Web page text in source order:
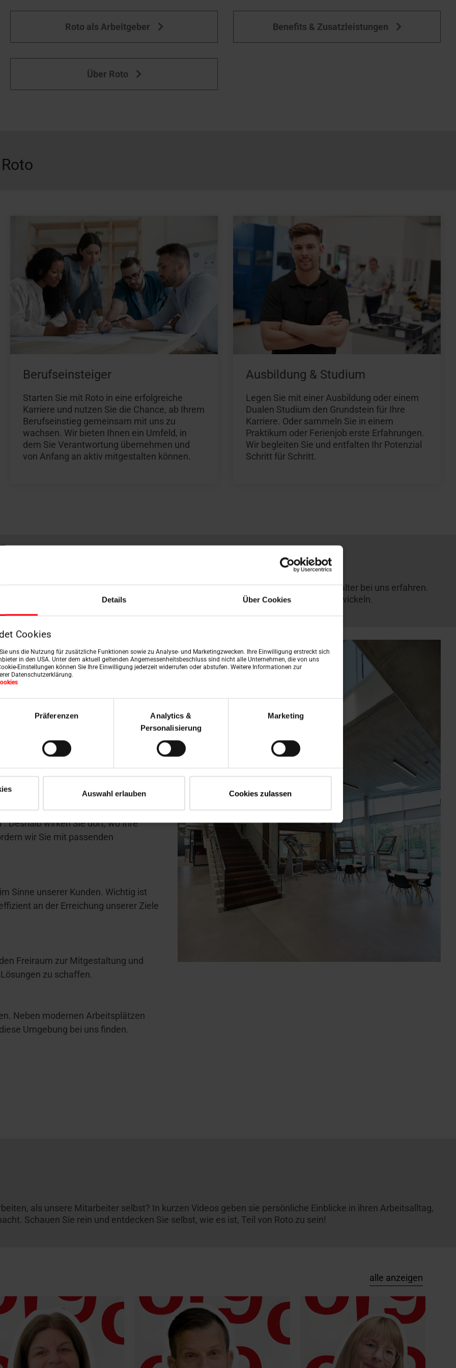
Details Über Cookies
Cookies
uns die Nutzung für zusätzliche Funktionen sowie zu Analyse- und Marketingzwecken. Ihre Einwilligung erstreckt sich
in den USA. Unter dem aktuell geltenden Angemessenheitsbeschluss sind nicht alle Unternehmen, die von uns
Einstellungen können Sie Ihre Einwilligung jederzeit widerrufen oder abstufen. Weitere Informationen zur
Datenschutzerklärung.
Präferenzen
Analytics &
Personalisierung
Marketing
Auswahl erlauben Cookies zulassen
Roto als Arbeitgeber Benefits & Zusatzleistungen
Über Roto
Berufseinsteiger
Starten Sie mit Roto in eine erfolgreiche
Karriere und nutzen Sie die Chance, ab Ihrem
Berufseinstieg gemeinsam mit uns zu
wachsen. Wir bieten Ihnen ein Umfeld, in
dem Sie Verantwortung übernehmen und
von Anfang an aktiv mitgestalten können.
Ausbildung & Studium
Legen Sie mit einer Ausbildung oder einem
Dualen Studium den Grundstein für Ihre
Karriere. Oder sammeln Sie in einem
Praktikum oder Ferienjob erste Erfahrungen.
Wir begleiten Sie und entfalten Ihr Potenzial
Schritt für Schritt.
zu entscheiden. Einer davon ist die Wertschätzung, die Sie als Mensch und Mitgestalter bei uns erfahren.
Zusammenhalt und Chancen, sich sowohl fachlich als auch persönlich weiterzuentwickeln.
Einfluss auf den
fokussiert und mit echtem
das Umfeld, das gemeinsame
auf Augenhöhe prägen
Deshalb wirken Sie dort, wo Ihre
wir Sie mit passenden
Sinne unserer Kunden. Wichtig ist
an der Erreichung unserer Ziele
Freiraum zur Mitgestaltung und
zu schaffen.
Neben modernen Arbeitsplätzen
Umgebung bei uns finden.
als unsere Mitarbeiter selbst? In kurzen Videos geben sie persönliche Einblicke in ihren Arbeitsalltag,
Schauen Sie rein und entdecken Sie selbst, wie es ist, Teil von Roto zu sein!
alle anzeigen